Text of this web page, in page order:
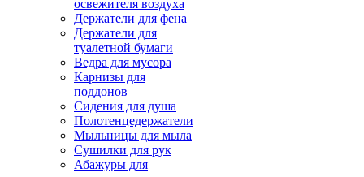
освежителя воздуха
Держатели для фена
Держатели для
туалетной бумаги
Ведра для мусора
Карнизы для
поддонов
Сидения для душа
Полотенцедержатели
Мыльницы для мыла
Сушилки для рук
Абажуры для